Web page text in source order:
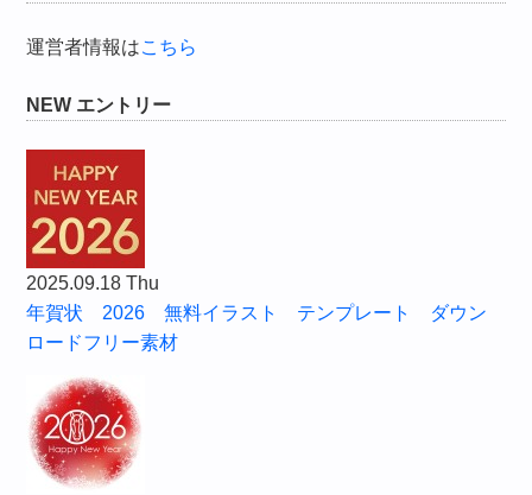
運営者情報はこちら
NEW エントリー
2025.09.18 Thu
年賀状 2026 無料イラスト テンプレート ダウン
ロードフリー素材